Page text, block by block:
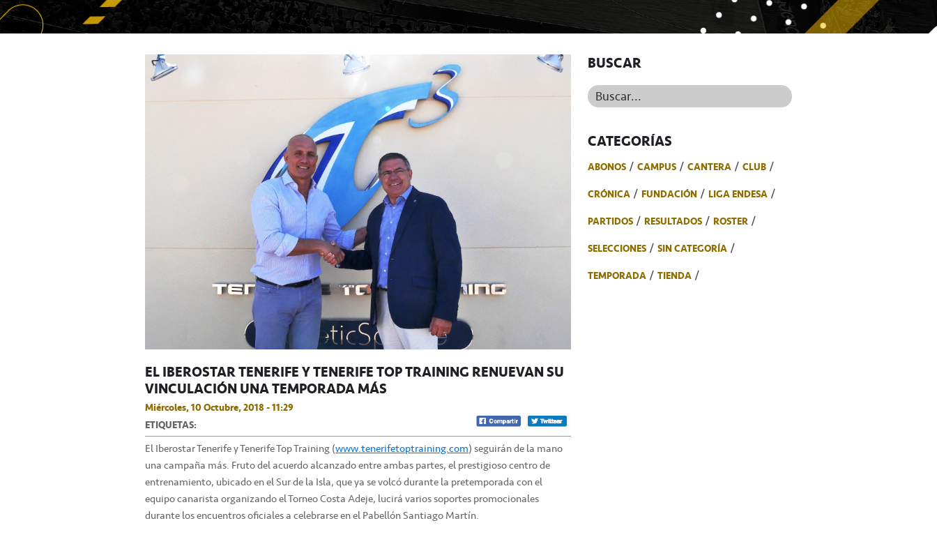
EL IBEROSTAR TENERIFE Y TENERIFE TOP TRAINING RENUEVAN SU
VINCULACIÓN UNA TEMPORADA MÁS
Miércoles, 10 Octubre, 2018 - 11:29
ETIQUETAS:
El Iberostar Tenerife y Tenerife Top Training (www.tenerifetoptraining.com) seguirán de la mano
una campaña más. Fruto del acuerdo alcanzado entre ambas partes, el prestigioso centro de
entrenamiento, ubicado en el Sur de la Isla, que ya se volcó durante la pretemporada con el
equipo canarista organizando el Torneo Costa Adeje, lucirá varios soportes promocionales
durante los encuentros oficiales a celebrarse en el Pabellón Santiago Martín.
BUSCAR
Buscar...
CATEGORÍAS
ABONOS CAMPUS CANTERA
CLUB
CRÓNICA
FUNDACIÓN
LIGA ENDESA
PARTIDOS
RESULTADOS
ROSTER
SELECCIONES
SIN CATEGORÍA
TEMPORADA
TIENDA